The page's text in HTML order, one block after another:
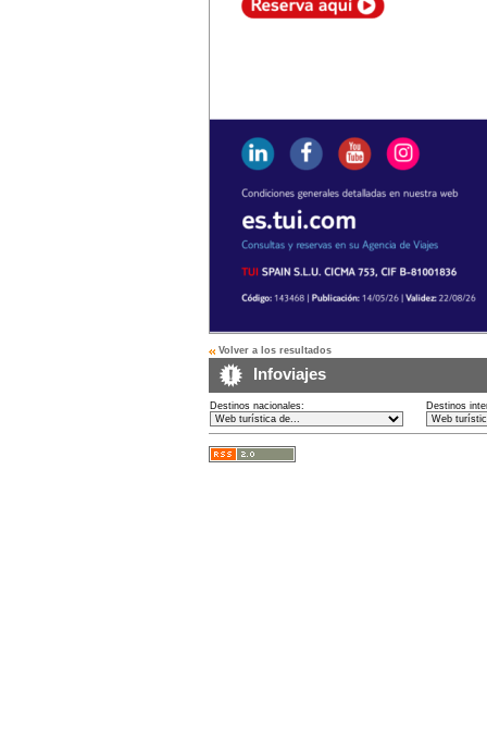
Volver a los resultados
Infoviajes
Destinos nacionales: Destinos